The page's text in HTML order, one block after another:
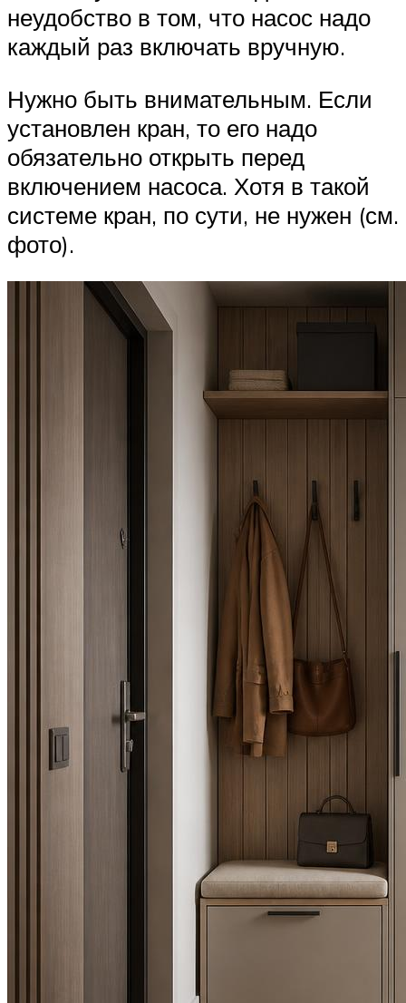
неудобство в том, что насос надо
каждый раз включать вручную.
Нужно быть внимательным. Если
установлен кран, то его надо
обязательно открыть перед
включением насоса. Хотя в такой
системе кран, по сути, не нужен (см.
фото).